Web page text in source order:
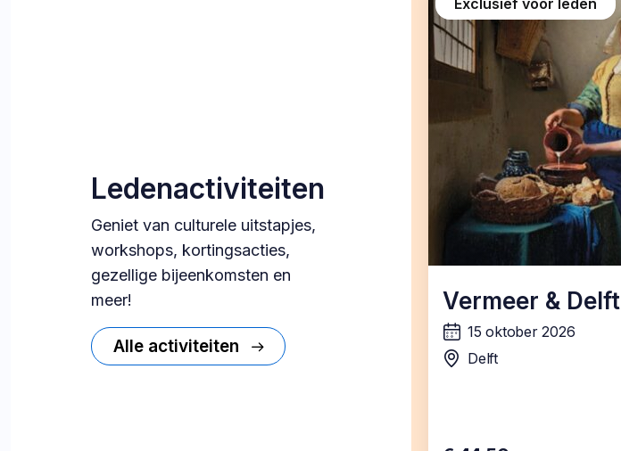
Ledenactiviteiten
Geniet van culturele uitstapjes,
workshops, kortingsacties,
gezellige bijeenkomsten en
meer!
Alle activiteiten
Exclusief voor leden
Vermeer & Delft
wanneer:
15 oktober 2026
locatie:
Delft